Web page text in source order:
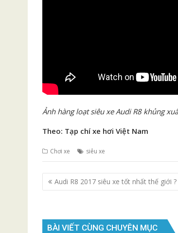
Ảnh hàng loạt siêu xe Audi R8 khủng
Theo: Tạp chí xe hơi Việt Nam
Chơi xe siêu xe
Điều
hướng
viết
Audi R8 2017 siêu xe tốt nhất thế giới ?
BÀI VIẾT CÙNG CHUYÊN MỤC